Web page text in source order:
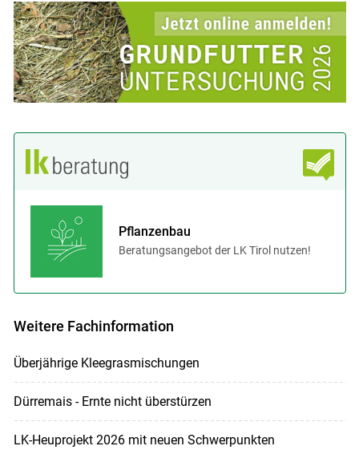
Pflanzenbau
Beratungsangebot der LK Tirol nutzen!
Weitere Fachinformation
Überjährige Kleegrasmischungen
Dürremais - Ernte nicht überstürzen
LK-Heuprojekt 2026 mit neuen Schwerpunkten